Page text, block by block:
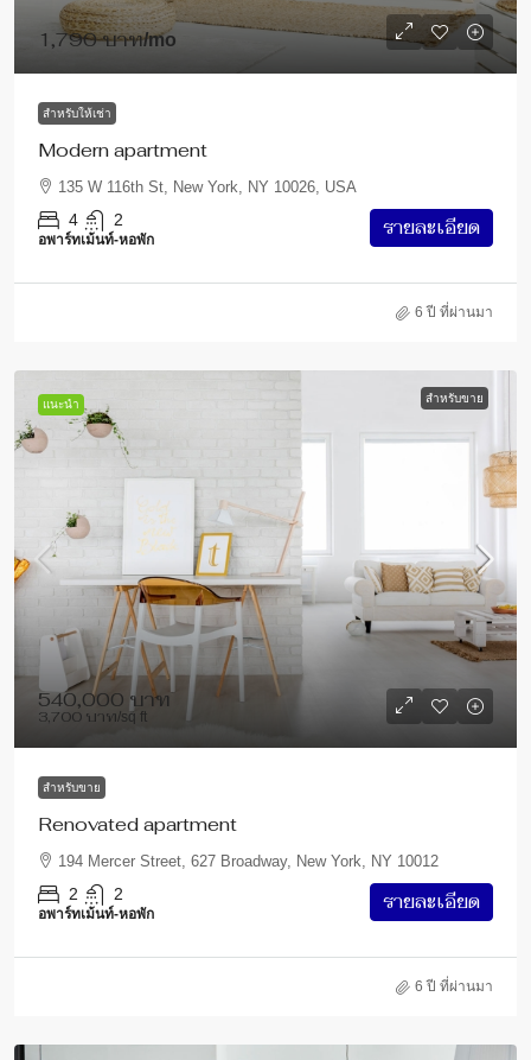
1,790 บาท/mo
สำหรับให้เช่า
Modern apartment
135 W 116th St, New York, NY 10026, USA
4 2
อพาร์ทเม้นท์-หอพัก
รายละเอียด
6 ปี ที่ผ่านมา
แนะนำ สำหรับขาย
540,000 บาท
3,700 บาท/sq ft
สำหรับขาย
Renovated apartment
194 Mercer Street, 627 Broadway, New York, NY 10012
2 2
อพาร์ทเม้นท์-หอพัก
รายละเอียด
6 ปี ที่ผ่านมา